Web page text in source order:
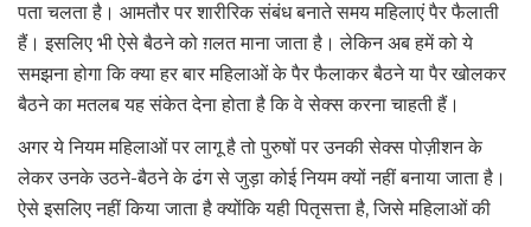
पता चलता है। आमतौर पर शारीरिक संबंध बनाते समय महिलाएं पैर फैलाती
हैं। इसलिए भी ऐसे बैठने को ग़लत माना जाता है। लेकिन अब हमें को ये
समझना होगा कि क्या हर बार महिलाओं के पैर फैलाकर बैठने या पैर खोलकर
बैठने का मतलब यह संकेत देना होता है कि वे सेक्स करना चाहती हैं।
अगर ये नियम महिलाओं पर लागू है तो पुरुषों पर उनकी सेक्स पोज़ीशन के
लेकर उनके उठने-बैठने के ढंग से जुड़ा कोई नियम क्यों नहीं बनाया जाता है।
ऐसे इसलिए नहीं किया जाता है क्योंकि यही पितृसत्ता है, जिसे महिलाओं की